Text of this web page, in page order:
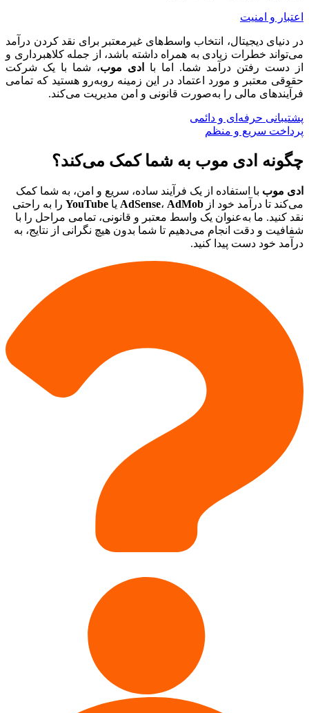
اعتبار و امنیت
در دنیای دیجیتال، انتخاب واسط‌های غیرمعتبر برای نقد کردن درآمد
می‌تواند خطرات زیادی به همراه داشته باشد، از جمله کلاهبرداری و
از دست رفتن درآمد شما. اما با
ادی موب، شما با یک شرکت
حقوقی معتبر و مورد اعتماد در این زمینه روبه‌رو هستید که تمامی
فرآیندهای مالی را به‌صورت قانونی و امن مدیریت می‌کند.
پشتیبانی حرفه‌ای و دائمی
پرداخت سریع و منظم
چگونه ادی موب به شما کمک می‌کند؟
ادی موب با استفاده از یک فرآیند ساده، سریع و امن، به شما کمک
می‌کند تا درآمد خود از
AdSense، AdMob یا YouTube را به راحتی
نقد کنید. ما به‌عنوان یک واسط معتبر و قانونی، تمامی مراحل را با
شفافیت و دقت انجام می‌دهیم تا شما بدون هیچ نگرانی از نتایج، به
درآمد خود دست پیدا کنید.